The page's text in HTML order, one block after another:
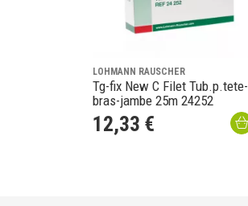
LOHMANN RAUSCHER
Tg-fix New C Filet Tub.p.tete-
bras-jambe 25m 24252
12,33 €